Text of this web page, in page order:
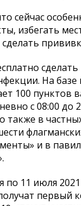
сейчас
избегать
сделать
На базе
100 пунктов
с 08:00 до
в
и в
11 июля
первый